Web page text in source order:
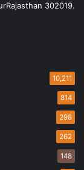
302019.
10,211
814
298
262
148